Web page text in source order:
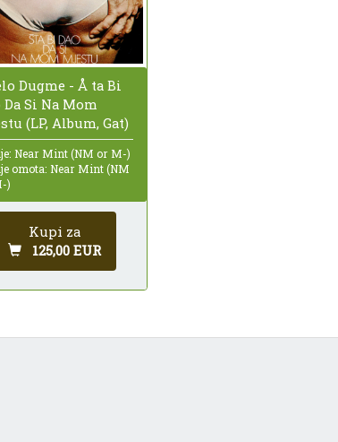
Dugme - Å ta Bi
Da Si Na Mom
(LP, Album, Gat)
Near Mint (NM or M-)
omota: Near Mint (NM
)
Kupi za
125,00 EUR